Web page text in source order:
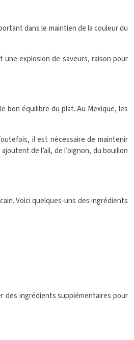
dans le maintien de la couleur du
une explosion de saveurs, raison pour
bon équilibre du plat. Au Mexique, les
il est nécessaire de maintenir
de l’ail, de l’oignon, du bouillon
Voici quelques-uns des ingrédients
des ingrédients supplémentaires pour